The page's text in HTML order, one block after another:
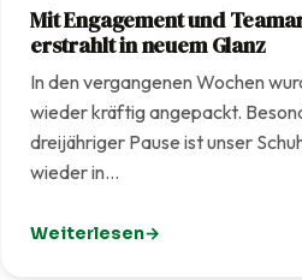
Mit Engagement und
erstrahlt in neuem Glanz
In den vergangenen Wochen
wieder kräftig angepackt.
dreijähriger Pause ist unser
wieder in…
Weiterlesen
: Mit Engagement und